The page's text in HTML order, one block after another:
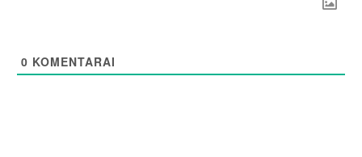
0 KOMENTARAI